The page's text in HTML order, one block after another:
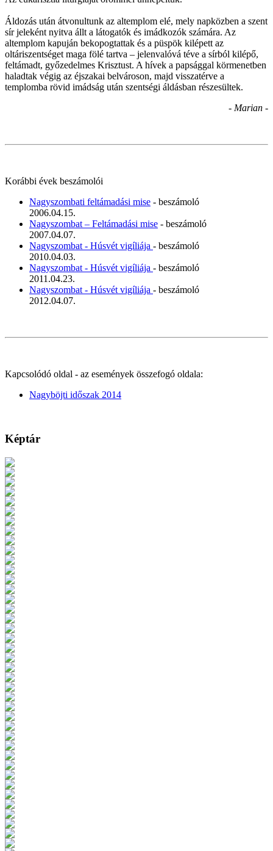
Áldozás után átvonultunk az altemplom elé, mely napközben a szent
sír jeleként nyitva állt a látogatók és imádkozók számára. Az
altemplom kapuján bekopogtattak és a püspök kilépett az
oltáriszentséget maga fölé tartva – jelenvalóvá téve a sírból kilépő,
feltámadt, győzedelmes Krisztust. A hívek a papsággal körmenetben
haladtak végig az éjszakai belvároson, majd visszatérve a
templomba rövid imádság után szentségi áldásban részesültek.
- Marian -
Korábbi évek beszámolói
Nagyszombati feltámadási mise - beszámoló
2006.04.15.
Nagyszombat – Feltámadási mise - beszámoló
2007.04.07.
Nagyszombat - Húsvét vigíliája - beszámoló
2010.04.03.
Nagyszombat - Húsvét vigíliája - beszámoló
2011.04.23.
Nagyszombat - Húsvét vigíliája - beszámoló
2012.04.07.
Kapcsolódó oldal - az események összefogó oldala:
Nagyböjti időszak 2014
Képtár